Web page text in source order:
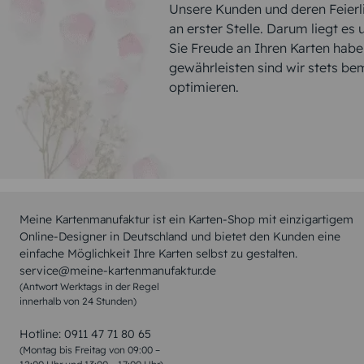
Unsere Kunden und deren
an erster Stelle. Darum liegt es
Sie Freude an Ihren Karten
gewährleisten sind wir stets
optimieren.
Meine Kartenmanufaktur ist ein Karten-Shop mit einzigartigem
Online-Designer in Deutschland und bietet den Kunden eine
einfache Möglichkeit Ihre Karten selbst zu gestalten.
service@meine-kartenmanufaktur.de
(Antwort Werktags in der Regel
innerhalb von 24 Stunden)
Hotline: 0911 47 71 80 65
(Montag bis Freitag von 09:00 –